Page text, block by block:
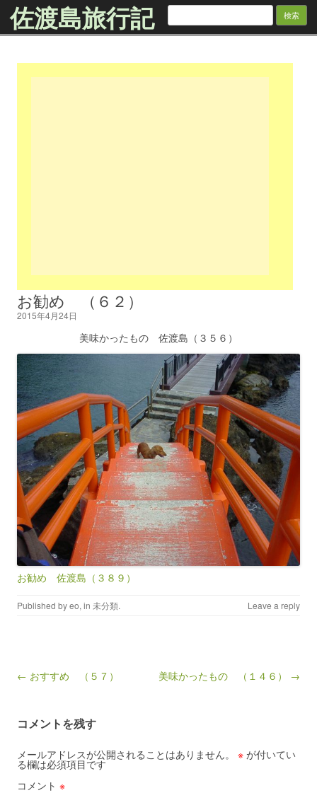
佐渡島旅行記 検
お勧め （６２）
2015年4月24日
美味かったもの 佐渡島（３５６）
お勧め 佐渡島（３８９）
Published byeo, in 未分類. Leave a reply
Post navigation
← おすすめ （５７） 美味かったもの （１４６） →
コメントを残す
メールアドレスが公開されることはありません。 ※ が付いてい
る欄は必須項目です
コメント ※